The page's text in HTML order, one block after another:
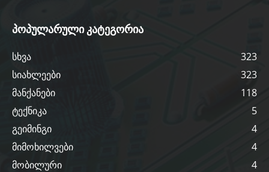
პოპულარული კატეგორია
სხვა
323
სიახლეები
323
მანქანები
118
ტექნიკა
5
გეიმინგი
4
მიმოხილვები
4
მობილური
4